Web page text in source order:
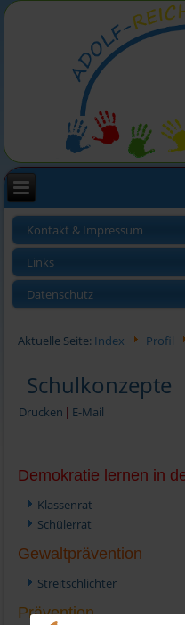
Kontakt & Impressum
Links
Datenschutz
Aktuelle Seite: Index Profil
Schulkonzepte
Drucken | E-Mail
Demokratie lernen in
Klassenrat
Schülerrat
Gewaltprävention
Streitschlichter
Prävention